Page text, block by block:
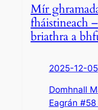
Mír
fháistineach
briathra a
2025-12-05
Domhnall
Eagrán